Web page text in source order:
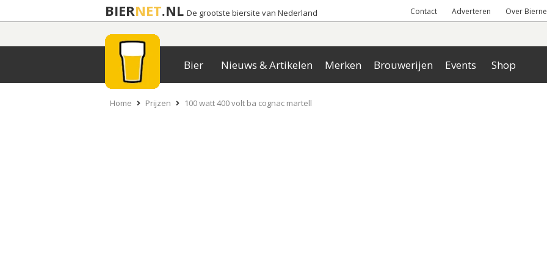
BIERNET.NL De grootste biersite van Nederland Contact Adverteren Over
Bier Nieuws & Artikelen Merken Brouwerijen Events Shop
Home Prijzen 100 watt 400 volt ba cognac martell